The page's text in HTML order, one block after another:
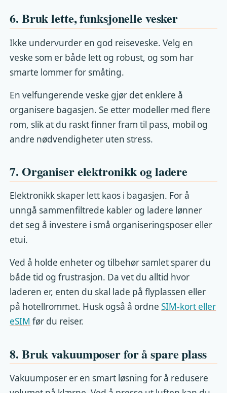
6. Bruk lette, funksjonelle vesker
Ikke undervurder en god reiseveske. Velg en
veske som er både lett og robust, og som har
smarte lommer for småting.
En velfungerende veske gjør det enklere å
organisere bagasjen. Se etter modeller med flere
rom, slik at du raskt finner fram til pass, mobil og
andre nødvendigheter uten stress.
7. Organiser elektronikk og ladere
Elektronikk skaper lett kaos i bagasjen. For å
unngå sammenfiltrede kabler og ladere lønner
det seg å investere i små organiseringsposer eller
etui.
Ved å holde enheter og tilbehør samlet sparer du
både tid og frustrasjon. Da vet du alltid hvor
laderen er, enten du skal lade på flyplassen eller
på hotellrommet. Husk også å ordneSIM-kort eller
eSIM før du reiser.
8. Bruk vakuumposer for å spare plass
Vakuumposer er en smart løsning for å redusere